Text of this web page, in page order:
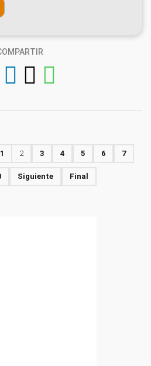
1 2 3 4 5 6 7
Siguiente Final